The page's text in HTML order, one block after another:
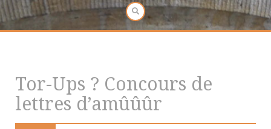
Tor-Ups ? Concours de
lettres d’amûûûr